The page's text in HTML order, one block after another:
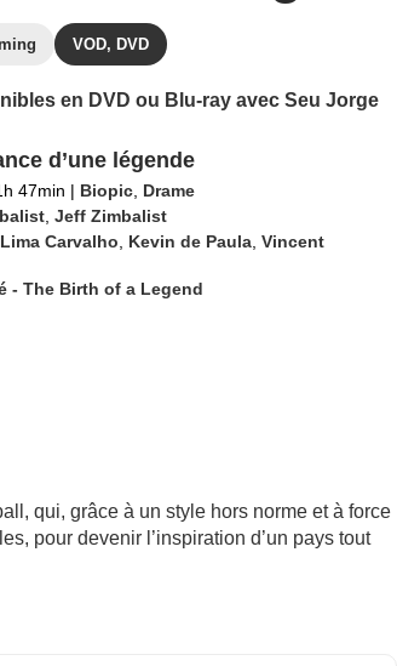
VOD, DVD
en DVD ou Blu-ray avec Seu Jorge
d’une légende
47min | Biopic, Drame
, Jeff Zimbalist
Carvalho Kevin de Paula, Vincent
- The Birth of a Legend
qui, grâce à un style hors norme et à force
pour devenir l’inspiration d’un pays tout